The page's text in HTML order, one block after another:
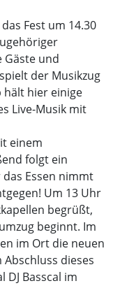
Fest um 14.30
Gäste und
der Musikzug
hält hier einige
Live-Musik mit
einem
folgt ein
Essen nimmt
Um 13 Uhr
begrüßt,
beginnt. Im
im Ort die neuen
dieses
DJ Basscal im